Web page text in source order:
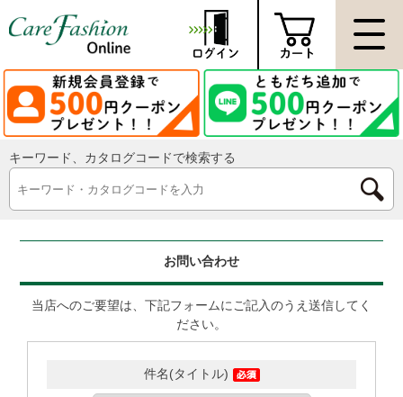
キーワード、カタログコードで検索する
お問い合わせ
当店へのご要望は、下記フォームにご記入のうえ送信してく
ださい。
件名(タイトル)